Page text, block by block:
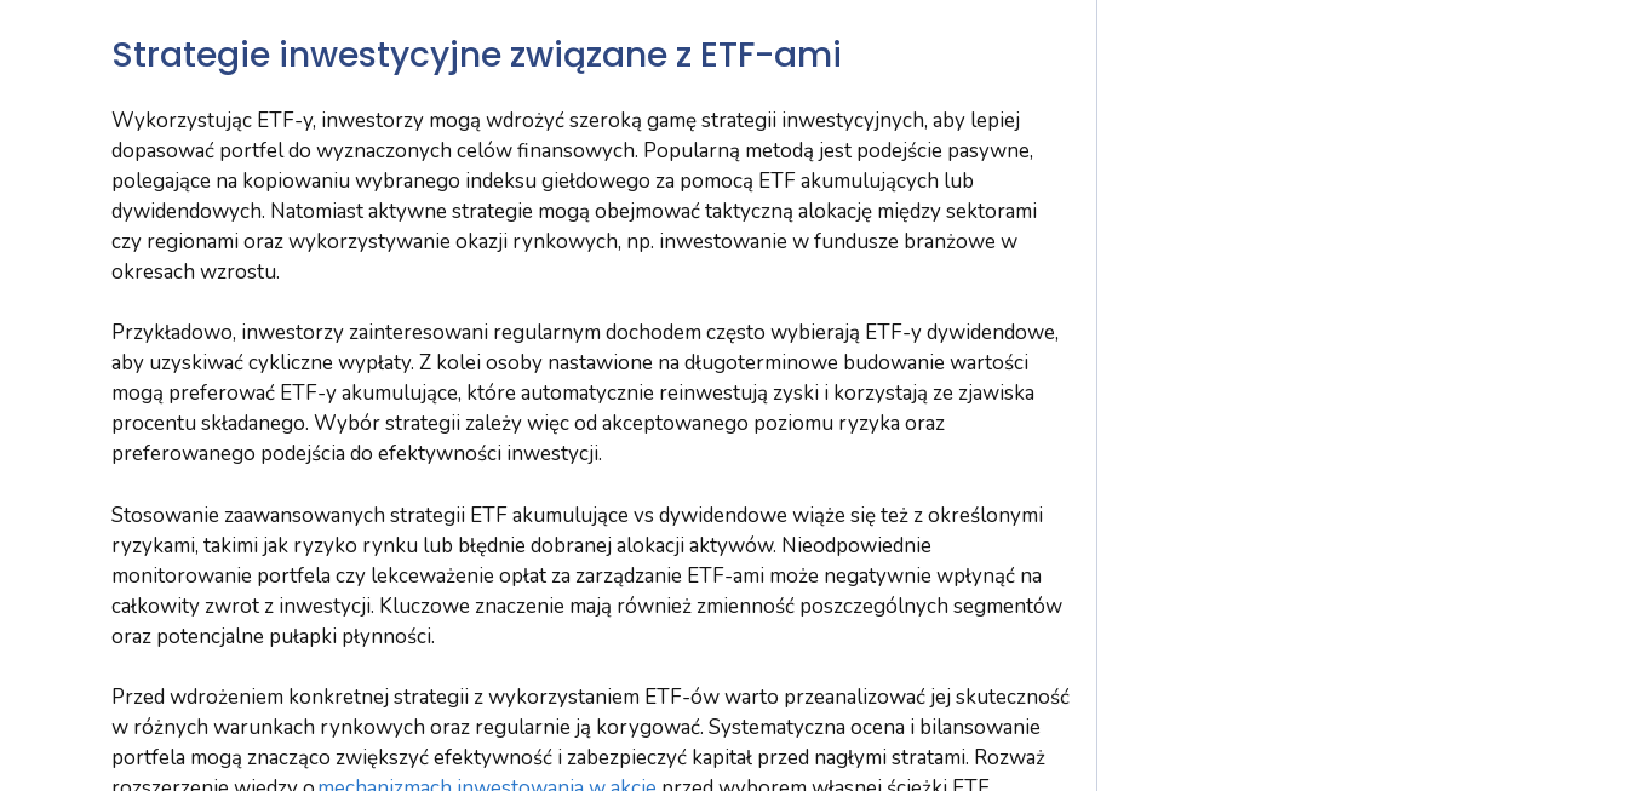
Strategie inwestycyjne związane z ETF-ami
Wykorzystując ETF-y, inwestorzy mogą wdrożyć szeroką gamę strategii inwestycyjnych, aby lepiej
dopasować portfel do wyznaczonych celów finansowych. Popularną metodą jest podejście pasywne,
polegające na kopiowaniu wybranego indeksu giełdowego za pomocą ETF akumulujących lub
dywidendowych. Natomiast aktywne strategie mogą obejmować taktyczną alokację między sektorami
czy regionami oraz wykorzystywanie okazji rynkowych, np. inwestowanie w fundusze branżowe w
okresach wzrostu.
Przykładowo, inwestorzy zainteresowani regularnym dochodem często wybierają ETF-y dywidendowe,
aby uzyskiwać cykliczne wypłaty. Z kolei osoby nastawione na długoterminowe budowanie wartości
mogą preferować ETF-y akumulujące, które automatycznie reinwestują zyski i korzystają ze zjawiska
procentu składanego. Wybór strategii zależy więc od akceptowanego poziomu ryzyka oraz
preferowanego podejścia do efektywności inwestycji.
Stosowanie zaawansowanych strategii ETF akumulujące vs dywidendowe wiąże się też z określonymi
ryzykami, takimi jak ryzyko rynku lub błędnie dobranej alokacji aktywów. Nieodpowiednie
monitorowanie portfela czy lekceważenie opłat za zarządzanie ETF-ami może negatywnie wpłynąć na
całkowity zwrot z inwestycji. Kluczowe znaczenie mają również zmienność poszczególnych segmentów
oraz potencjalne pułapki płynności.
Przed wdrożeniem konkretnej strategii z wykorzystaniem ETF-ów warto przeanalizować jej skuteczność
w różnych warunkach rynkowych oraz regularnie ją korygować. Systematyczna ocena i bilansowanie
portfela mogą znacząco zwiększyć efektywność i zabezpieczyć kapitał przed nagłymi stratami. Rozważ